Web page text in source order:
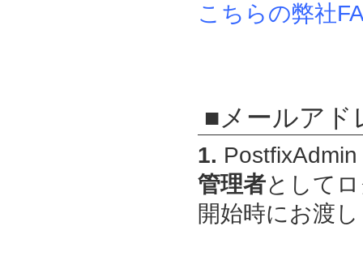
こちらの弊社
■メールアド
1. PostfixAdmin
管理者として
開始時にお渡